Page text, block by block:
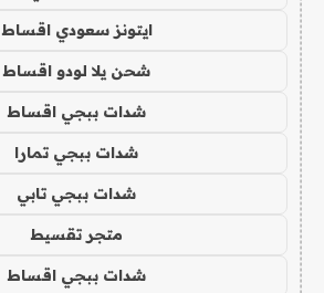
ايتونز سعودي اقساط
شحن يلا لودو اقساط
شدات ببجي اقساط
شدات ببجي تمارا
شدات ببجي تابي
متجر تقسيط
شدات ببجي اقساط